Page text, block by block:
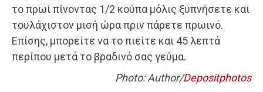
το πρωί πίνοντας 1/2 κούπα μόλις ξυπνήσετε και
τουλάχιστον μισή ώρα πριν πάρετε πρωινό.
Επίσης, μπορείτε να το πιείτε και 45 λεπτά
περίπου μετά το βραδινό σας γεύμα.
Photo: Author/Depositphotos